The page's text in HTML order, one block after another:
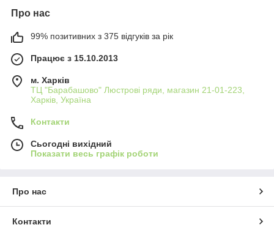
Про нас
99% позитивних з 375 відгуків за рік
Працює з 15.10.2013
м. Харків
ТЦ "Барабашово" Люстрові ряди, магазин 21-01-223,
Харків, Україна
Контакти
Сьогодні вихідний
Показати весь графік роботи
Про нас
Контакти